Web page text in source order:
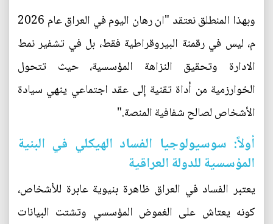
وبهذا المنطلق نعتقد "ان رهان اليوم في العراق عام 2026
م، ليس في رقمنة البيروقراطية فقط، بل في تشفير نمط
الادارة وتحقيق النزاهة المؤسسية، حيث تتحول
الخوارزمية من أداة تقنية إلى عقد اجتماعي ينهي سيادة
الأشخاص لصالح شفافية المنصة."
أولاً: سوسيولوجيا الفساد الهيكلي في البنية
المؤسسية للدولة العراقية
يعتبر الفساد في العراق ظاهرة بنيوية عابرة للأشخاص،
كونه يعتاش على الغموض المؤسسي وتشتت البيانات